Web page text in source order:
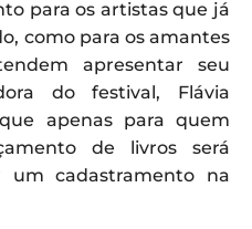
para os artistas que já
como para os amantes
apresentar seu
do festival, Flávia
apenas para quem
de livros será
um cadastramento na